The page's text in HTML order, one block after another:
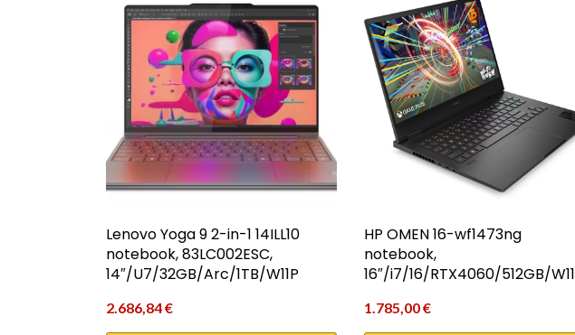
Lenovo Yoga 9 2-in-1 14ILL10
notebook, 83LC002ESC,
14″/U7/32GB/Arc/1TB/W11P
2.686,84€
HP OMEN 16-wf1473ng
notebook,
16″/i7/16/RTX4060/512GB/W11
1.785,00€